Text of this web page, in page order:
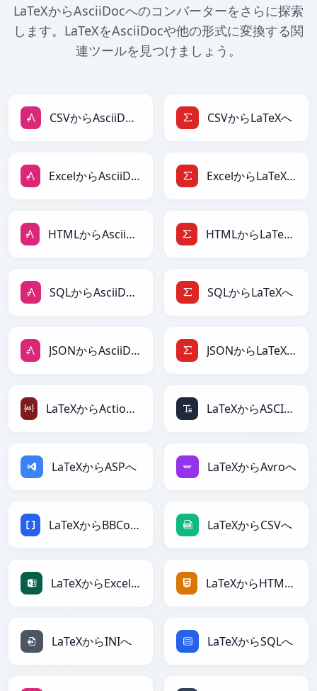
LaTeXからAsciiDocへのコンバーターをさらに探索
します。LaTeXをAsciiDocや他の形式に変換する関
連ツールを見つけましょう。
CSVからAsciiDocへ CSVからLaTeXへ
ExcelからAsciiDocへ ExcelからLaTeXへ
HTMLからAsciiDocへ HTMLからLaTeXへ
SQLからAsciiDocへ SQLからLaTeXへ
JSONからAsciiDocへ JSONからLaTeXへ
LaTeXからActionScriptへ LaTeXからASCIIへ
LaTeXからASPへ LaTeXからAvroへ
LaTeXからBBCodeへ LaTeXからCSVへ
LaTeXからExcelへ LaTeXからHTMLへ
LaTeXからINIへ LaTeXからSQLへ